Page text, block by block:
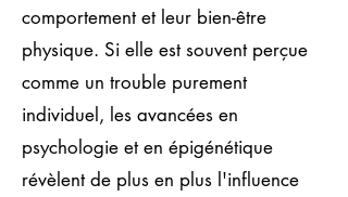
comportement et leur bien-être
physique. Si elle est souvent perçue
comme un trouble purement
individuel, les avancées en
psychologie et en épigénétique
révèlent de plus en plus l'influence